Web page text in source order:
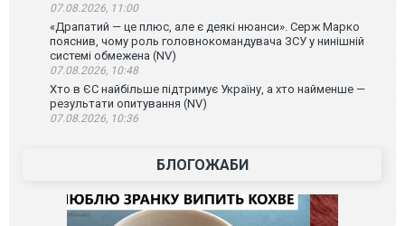
07.08.2026, 11:00
«Драпатий — це плюс, але є деякі нюанси». Серж Марко
пояснив, чому роль головнокомандувача ЗСУ у нинішній
системі обмежена (NV)
07.08.2026, 10:48
Хто в ЄС найбільше підтримує Україну, а хто найменше —
результати опитування (NV)
07.08.2026, 10:36
БЛОГОЖАБИ